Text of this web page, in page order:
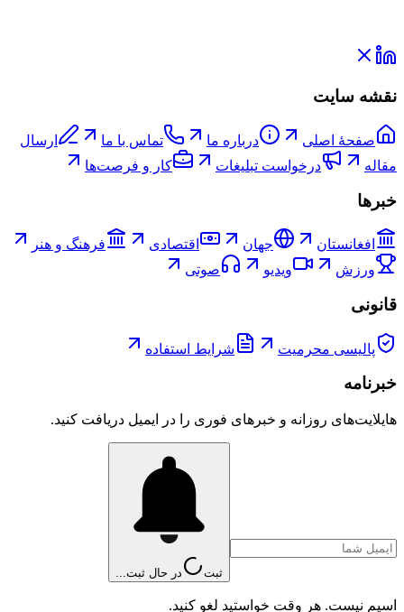
نقشه سایت
صفحۀ اصلی درباره ما تماس با ما
ارسال
مقاله
درخواست تبلیغات کار و فرصت‌ها
خبرها
افغانستان جهان اقتصادی
فرهنگ و هنر
ورزش
ویدیو صوتی
قانونی
پالیسی محرمیت شرایط استفاده
خبرنامه
هایلایت‌های روزانه و خبرهای فوری را در ایمیل دریافت کنید.
ثبت در حال ثبت...
اسپم نیست. هر وقت خواستید لغو کنید.